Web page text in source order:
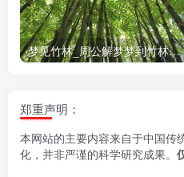
梦见竹林_周公解梦梦到竹林是什么意思_做梦梦见竹林好不好
郑重声明：
本网站的主要内容来自于中国传
化，并非严谨的科学研究成果。